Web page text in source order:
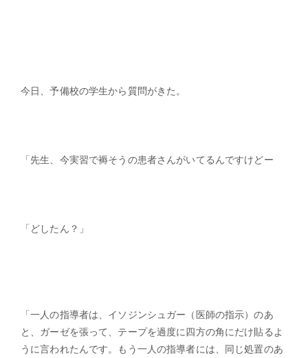
今日、予備校の学生から質問がきた。
「先生、今実習で褥そうの患者さんがいてるんですけどー
「どしたん？」
「一人の指導者は、イソジンシュガー（医師の指示）のあ
と、ガーゼを張って、テープを過度に四方の角にだけ貼るよ
うに言われたんです。もう一人の指導者には、同じ処置のあ